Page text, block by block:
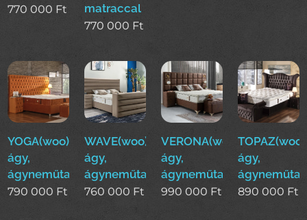
770 000 Ft
matraccal
770 000 Ft
YOGA(woo)boxspring
ágy,
ágyneműtartós
790 000 Ft
WAVE(woo)boxspring
ágy,
ágyneműtartós
760 000 Ft
VERONA(woo)boxspring
ágy,
ágyneműtartós
990 000 Ft
ágy,
890 000 Ft